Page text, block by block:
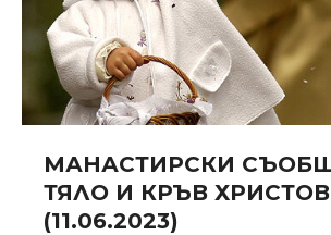
МАНАСТИРСКИ
ТЯЛО И КРЪВ
(11.06.2023)